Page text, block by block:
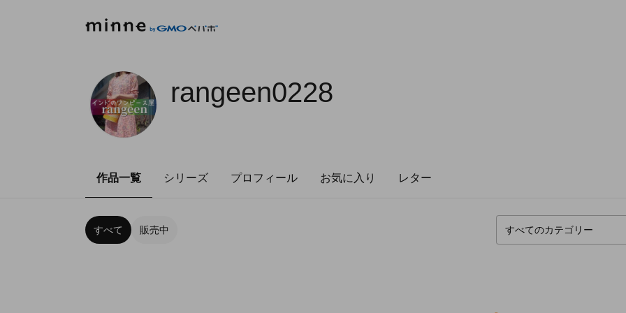
rangeen0228
作品一覧 シリーズ プロフィール お気に入り レター
すべて 販売中